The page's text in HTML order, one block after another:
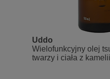
Uddo
Wielofunkcyjny olej
twarzy i ciała z